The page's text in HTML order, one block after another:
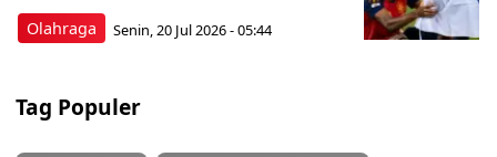
Olahraga Senin, 20 Jul 2026 - 05:44
Tag Populer